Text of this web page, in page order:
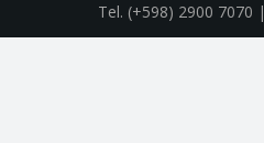
Tel. (+598) 2900 7070 |